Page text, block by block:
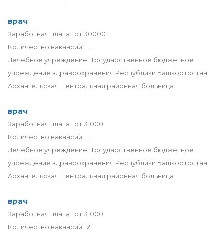
врач
Заработная плата: от 30000
Количество вакансий: 1
Лечебное учреждение: Государственное бюджетное
учреждение здравоохранения Республики Башкортостан
Архангельская Центральная районная больница
врач
Заработная плата: от 31000
Количество вакансий: 1
Лечебное учреждение: Государственное бюджетное
учреждение здравоохранения Республики Башкортостан
Архангельская Центральная районная больница
врач
Заработная плата: от 31000
Количество вакансий: 2